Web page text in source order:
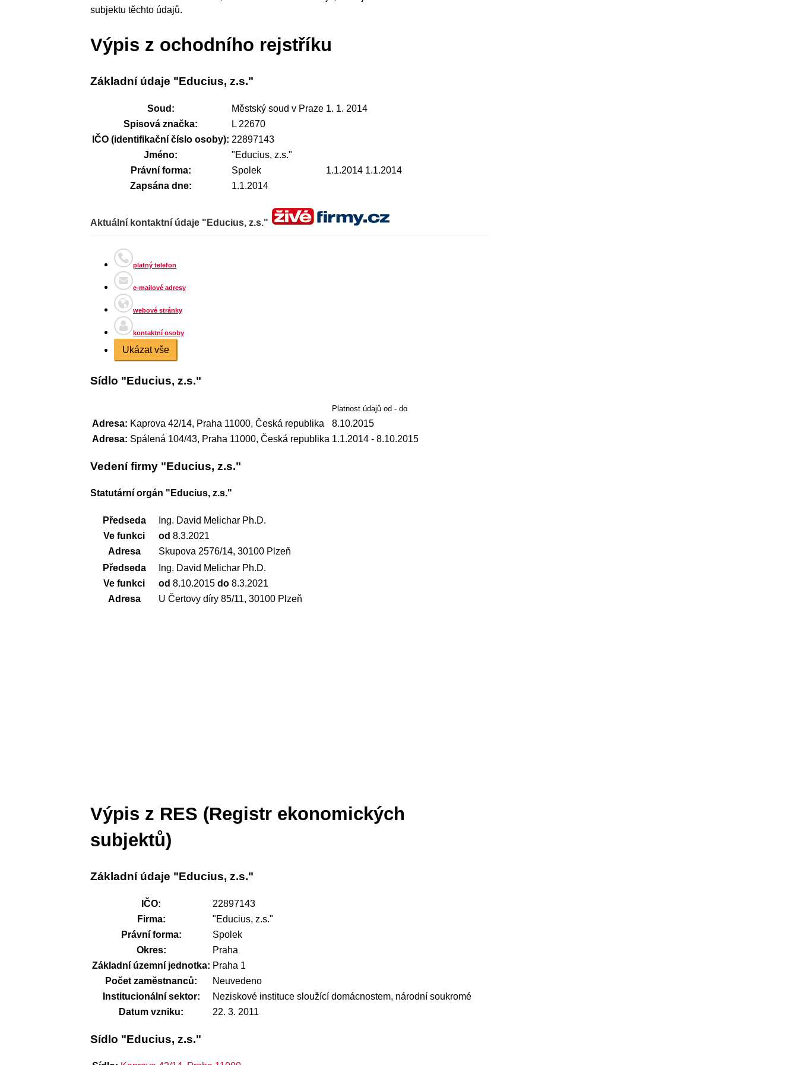
subjektu těchto údajů.
Výpis z ochodního rejstříku
Základní údaje "Educius, z.s."
Soud: Městský soud v Praze 1. 1. 2014
Spisová značka:
L 22670
IČO (identifikační číslo osoby): 22897143
Jméno:
"Educius, z.s."
Právní forma:
Spolek
1.1.2014 1.1.2014
Zapsána dne:
1.1.2014
Aktuální kontaktní údaje "Educius, z.s."
platný telefon
e-mailové adresy
webové stránky
kontaktní osoby
Ukázat vše
Sídlo "Educius, z.s."
Platnost údajů od - do
Adresa: Kaprova 42/14, Praha 11000, Česká republika
8.10.2015
Adresa: Spálená 104/43, Praha 11000, Česká republika 1.1.2014 - 8.10.2015
Vedení firmy "Educius, z.s."
Statutární orgán "Educius, z.s."
Předseda
Ing. David Melichar Ph.D.
Ve funkci
od 8.3.2021
Adresa
Skupova 2576/14, 30100 Plzeň
Předseda
Ing. David Melichar Ph.D.
Ve funkci
od 8.10.2015 do 8.3.2021
Adresa
U Čertovy díry 85/11, 30100 Plzeň
Výpis z RES (Registr ekonomických
subjektů)
Základní údaje "Educius, z.s."
IČO:
22897143
Firma:
"Educius, z.s."
Právní forma:
Spolek
Okres:
Praha
Základní územní jednotka: Praha 1
Počet zaměstnanců:
Neuvedeno
Institucionální sektor:
Neziskové instituce sloužící domácnostem, národní soukromé
Datum vzniku:
22. 3. 2011
Sídlo "Educius, z.s."